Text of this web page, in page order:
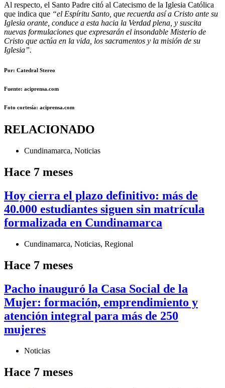
Al respecto, el Santo Padre citó al Catecismo de la Iglesia Católica
que indica que “el Espíritu Santo, que recuerda así a Cristo ante su
Iglesia orante, conduce a esta hacia la Verdad plena, y suscita
nuevas formulaciones que expresarán el insondable Misterio de
Cristo que actúa en la vida, los sacramentos y la misión de su
Iglesia”.
Por: Catedral Stereo
Fuente: aciprensa.com
Foto cortesía: aciprensa.com
RELACIONADO
Cundinamarca, Noticias
Hace 7 meses
Hoy cierra el plazo definitivo: más de
40.000 estudiantes siguen sin matrícula
formalizada en Cundinamarca
Cundinamarca, Noticias, Regional
Hace 7 meses
Pacho inauguró la Casa Social de la
Mujer: formación, emprendimiento y
atención integral para más de 250
mujeres
Noticias
Hace 7 meses